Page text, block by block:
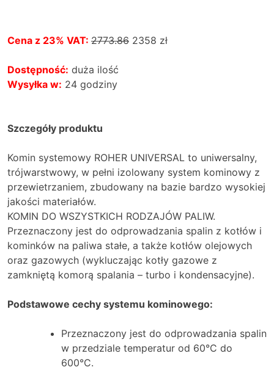
Cena z 23% VAT: 2773.86 2358 zł
Dostępność: duża ilość
Wysyłka w: 24 godziny
Szczegóły produktu
Komin systemowy ROHER UNIVERSAL to uniwersalny,
trójwarstwowy, w pełni izolowany system kominowy z
przewietrzaniem, zbudowany na bazie bardzo wysokiej
jakości materiałów.
KOMIN DO WSZYSTKICH RODZAJÓW PALIW.
Przeznaczony jest do odprowadzania spalin z kotłów i
kominków na paliwa stałe, a także kotłów olejowych
oraz gazowych (wykluczając kotły gazowe z
zamkniętą komorą spalania – turbo i kondensacyjne).
Podstawowe cechy systemu kominowego:
Przeznaczony jest do odprowadzania spalin
w przedziale temperatur od 60°C do
600°C.